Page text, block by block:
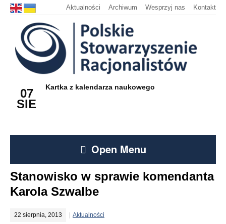
Aktualności Archiwum Wesprzyj nas Kontakt
07
SIE
Kartka z kalendarza naukowego
Open Menu
Stanowisko w sprawie komendanta
Karola Szwalbe
22 sierpnia, 2013 Aktualności